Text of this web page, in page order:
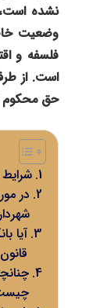
نشده
وضعیت
فلسفه و
است. از
حق محکوم‌
در
آیا
قانون